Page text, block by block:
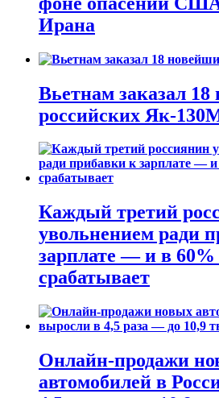
Ирана
Вьетнам заказал
российских Як-
Каждый третий
увольнением ради
зарплате — и в 60%
срабатывает
Онлайн-продажи
автомобилей в